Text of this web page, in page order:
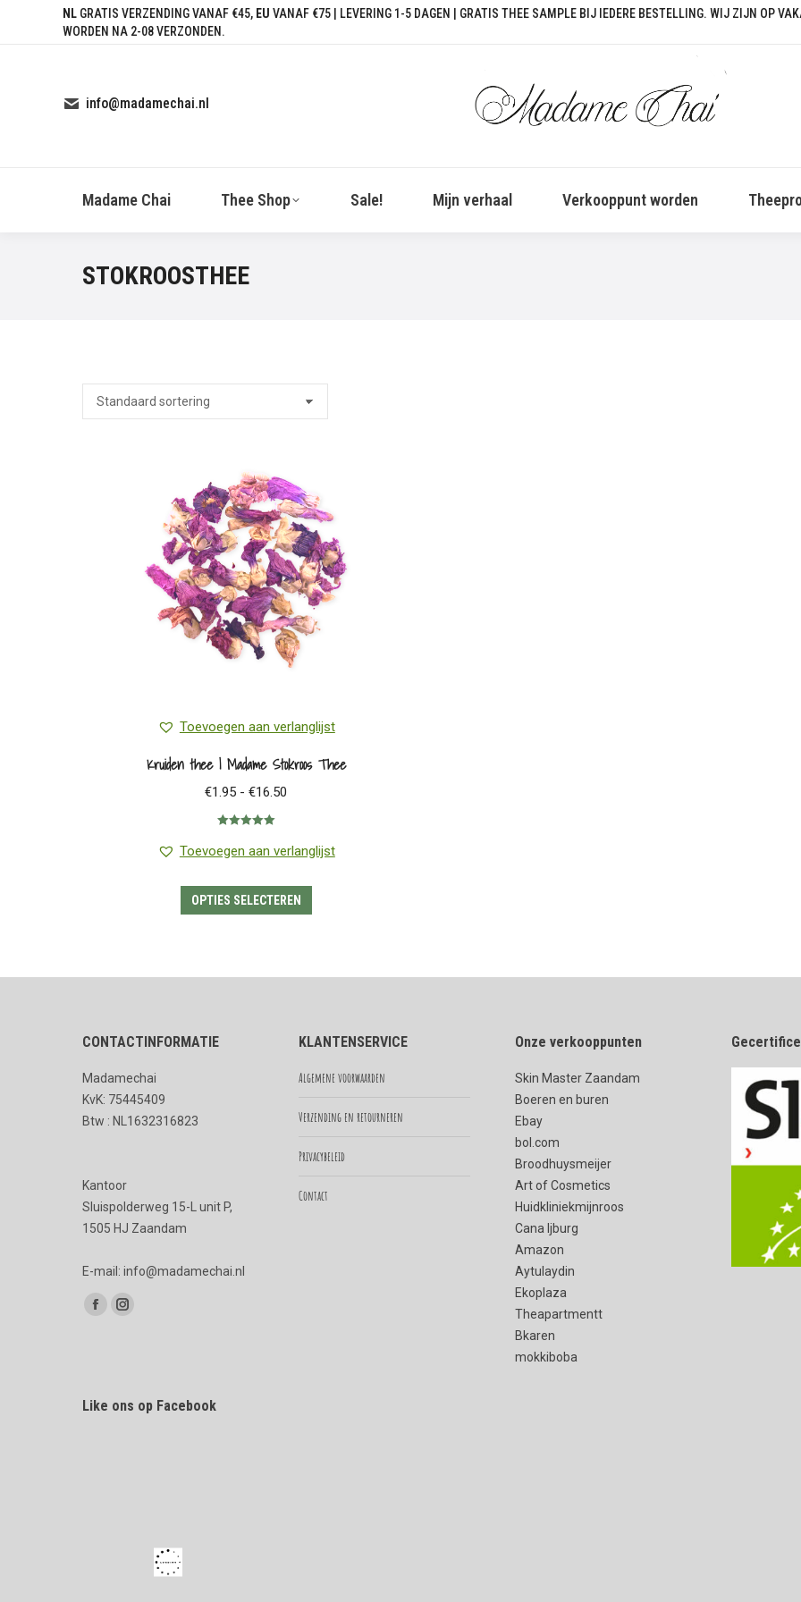
NL GRATIS VERZENDING VANAF €45, EU VANAF €75 | LEVERING 1-5 DAGEN | GRATIS THEE SAMPLE BIJ IEDERE BESTELLING. WIJ ZIJN OP
WORDEN NA 2-08 VERZONDEN.
info@madamechai.nl
Madame Chai Thee Shop Sale! Mijn verhaal Verkooppunt worden
STOKROOSTHEE
Toevoegen aan verlanglijst
Kruiden thee | Madame Stokroos Thee
€1.95 - €16.50
€16.50
5.00 uit 5
Toevoegen aan verlanglijst
OPTIES SELECTEREN
optie
worden
de
CONTACTINFORMATIE
Madamechai
KvK: 75445409
Btw : NL1632316823
Kantoor
Sluispolderweg 15-L unit P,
1505 HJ Zaandam
E-mail: info@madamechai.nl
Vind ons op:
Facebook
new
Instagram
new
KLANTENSERVICE
Algemene voorwaarden
Verzending en retourneren
Privacybeleid
Contact
Onze verkooppunten
Skin Master Zaandam
Boeren en buren
Ebay
bol.com
Broodhuysmeijer
Art of Cosmetics
Huidkliniekmijnroos
Cana Ijburg
Amazon
Aytulaydin
Ekoplaza
Theapartmentt
Bkaren
mokkiboba
Like ons op Facebook